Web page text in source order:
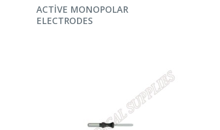
DEVAMINI OKU
ACTIVE MONOPOLAR
ELECTRODES